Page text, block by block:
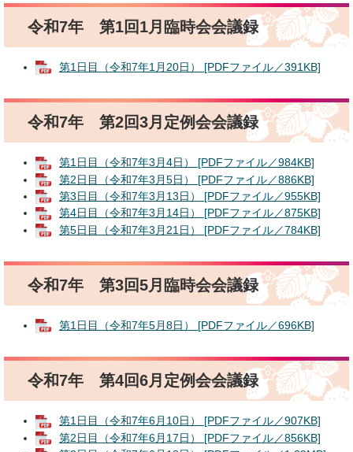
令和7年 第1回1月臨時会会議録
第1日目（令和7年1月20日） [PDFファイル／391KB]
令和7年 第2回3月定例会会議録
第1日目（令和7年3月4日） [PDFファイル／984KB]
第2日目（令和7年3月5日） [PDFファイル／886KB]
第3日目（令和7年3月13日） [PDFファイル／955KB]
第4日目（令和7年3月14日） [PDFファイル／875KB]
第5日目（令和7年3月21日） [PDFファイル／784KB]
令和7年 第3回5月臨時会会議録
第1日目（令和7年5月8日） [PDFファイル／696KB]
令和7年 第4回6月定例会会議録
第1日目（令和7年6月10日） [PDFファイル／907KB]
第2日目（令和7年6月17日） [PDFファイル／856KB]